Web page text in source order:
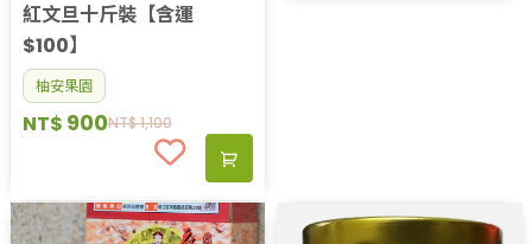
紅文旦十斤裝【含運
$100】
柚安果園
NT$1,100
NT$ 900